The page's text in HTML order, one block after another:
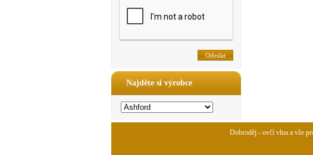
Najděte si výrobce
Dobroděj - ovčí vlna a vše